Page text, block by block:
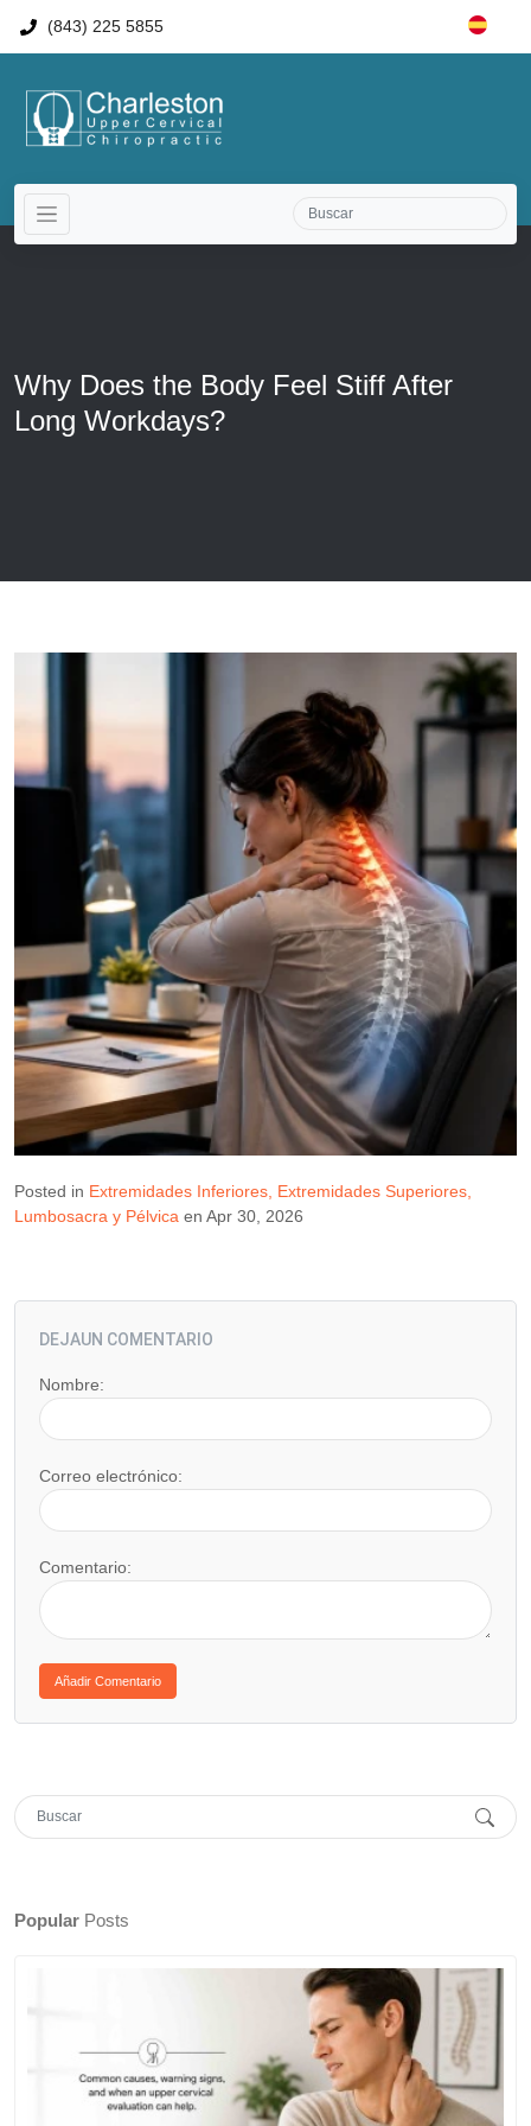
(843) 225 5855
Why Does the Body Feel Stiff After
Long Workdays?
Posted in Extremidades Inferiores Extremidades Superiores
Lumbosacra y Pélvica en Apr 30, 2026
DEJAUN COMENTARIO
Nombre:
Correo electrónico:
Comentario:
Popular Posts